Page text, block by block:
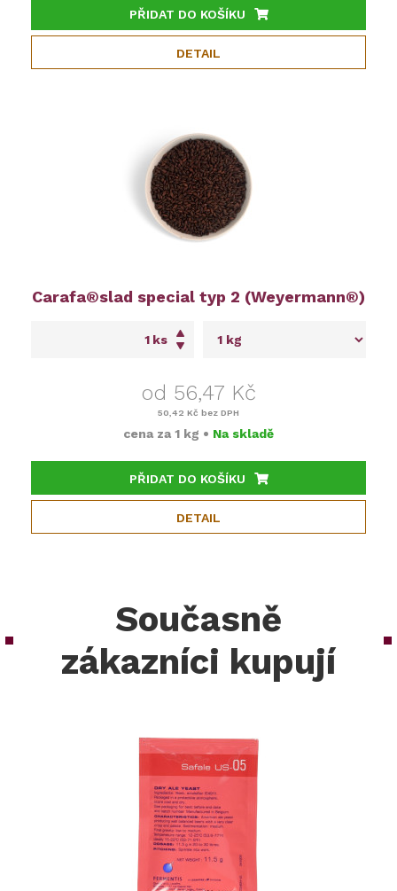
PŘIDAT DO KOŠÍKU
DETAIL
Carafa®slad special typ 2 (Weyermann®)
ks
od 56,47 Kč
50,42 Kč bez DPH
cena za 1 kg • Na skladě
PŘIDAT DO KOŠÍKU
DETAIL
Současně
zákazníci kupují